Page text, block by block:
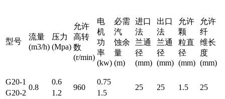
型号
流量
(m3/h)
压力
(Mpa)
允许
高转
数
(r/min)
电
机
功
率
(kw)
必需
汽
蚀余
量
(m)
进口
法
兰通
径
(mm)
出口
法
兰通
径
(mm)
允许
颗
粒直
径
(mm)
允许
纤
维长
度
(mm)
G20-1
0.8
0.6
960
0.75
25 25 1.5 25
G20-2 1.2
1.5